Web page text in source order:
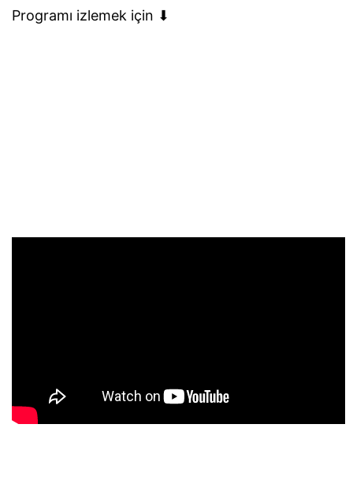
Programı izlemek için ⬇︎